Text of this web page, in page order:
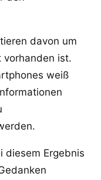
davon um
vorhanden ist.
weiß
diesem Ergebnis